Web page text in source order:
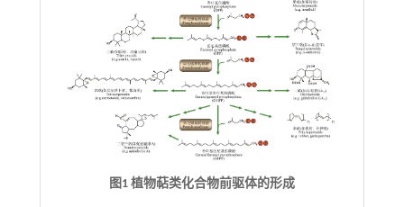
图1 植物萜类化合物前驱体的形成